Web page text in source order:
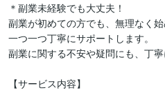
＊副業未経験でも大丈夫！
副業が初めての方でも、無理なく始
一つ一つ丁寧にサポートします。
副業に関する不安や疑問にも、丁寧
【サービス内容】